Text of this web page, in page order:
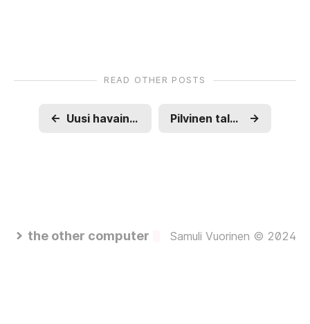
READ OTHER POSTS
← Uusi havaintosuoja Komakalliolle Pilvinen talvi 2014-2015 →
the other computer Samuli Vuorinen © 2024